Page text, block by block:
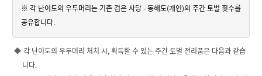
※ 각 난이도의 우두머리는 기존 검은 사당 - 동해도(개인)의 주간 토벌 횟수를
공유합니다.
각 난이도의 우두머리 처치 시, 획득할 수 있는 주간 토벌 전리품은 다음과 같습
니다.